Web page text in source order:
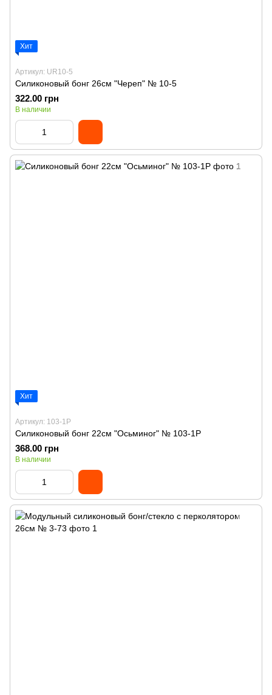
Хит
Артикул: UR10-5
Силиконовый бонг 26см "Череп" № 10-5
322.00 грн
В наличии
Хит
Артикул: 103-1P
Силиконовый бонг 22см "Осьминог" № 103-1P
368.00 грн
В наличии